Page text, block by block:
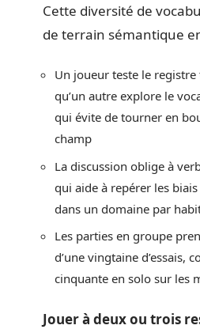
Cette diversité de
de terrain sémantique
Un joueur teste le
qu’un autre explore le
qui évite de tourner en
champ
La discussion oblige à
qui aide à repérer les
dans un domaine par
Les parties en groupe
d’une vingtaine d’essais,
cinquante en solo sur les
Jouer à deux ou trois